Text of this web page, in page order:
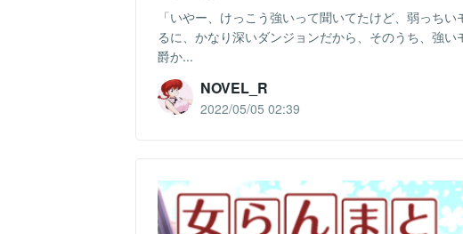
「いやー、けっこう強いって聞いてたけど、弱っち
るに、かなり深いダンジョンだから、そのうち、強
爵か...
NOVEL_R
2022/05/05 02:39